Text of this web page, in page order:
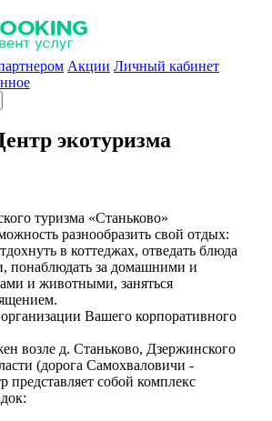
Акции Личный кабинет
экотуризма
туризма «Станьково»
разнообразить свой отдых:
в коттеджах, отведать блюда
понаблюдать за домашними и
и животными, заняться
Вашего корпоративного
возле д. Станьково, Дзержинского
(дорога Самохваловичи -
представляет собой комплекс